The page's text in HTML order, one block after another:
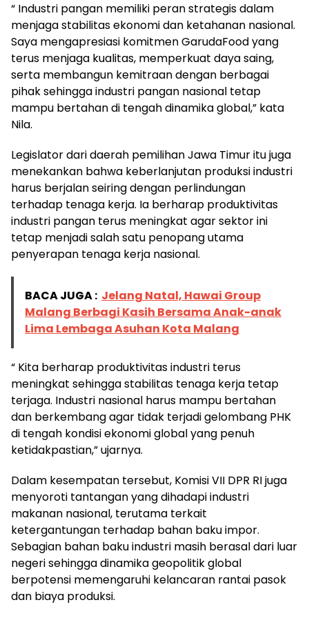
“ Industri pangan memiliki peran strategis dalam
menjaga stabilitas ekonomi dan ketahanan nasional.
Saya mengapresiasi komitmen GarudaFood yang
terus menjaga kualitas, memperkuat daya saing,
serta membangun kemitraan dengan berbagai
pihak sehingga industri pangan nasional tetap
mampu bertahan di tengah dinamika global,” kata
Nila.
Legislator dari daerah pemilihan Jawa Timur itu juga
menekankan bahwa keberlanjutan produksi industri
harus berjalan seiring dengan perlindungan
terhadap tenaga kerja. Ia berharap produktivitas
industri pangan terus meningkat agar sektor ini
tetap menjadi salah satu penopang utama
penyerapan tenaga kerja nasional.
BACA JUGA : Jelang Natal, Hawai Group
Malang Berbagi Kasih Bersama Anak-anak
Lima Lembaga Asuhan Kota Malang
“ Kita berharap produktivitas industri terus
meningkat sehingga stabilitas tenaga kerja tetap
terjaga. Industri nasional harus mampu bertahan
dan berkembang agar tidak terjadi gelombang PHK
di tengah kondisi ekonomi global yang penuh
ketidakpastian,” ujarnya.
Dalam kesempatan tersebut, Komisi VII DPR RI juga
menyoroti tantangan yang dihadapi industri
makanan nasional, terutama terkait
ketergantungan terhadap bahan baku impor.
Sebagian bahan baku industri masih berasal dari luar
negeri sehingga dinamika geopolitik global
berpotensi memengaruhi kelancaran rantai pasok
dan biaya produksi.